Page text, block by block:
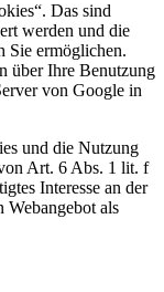
Das sind
werden und die
Sie ermöglichen.
über Ihre Benutzung
von Google in
und die Nutzung
Art. 6 Abs. 1 lit. f
Interesse an der
Webangebot als